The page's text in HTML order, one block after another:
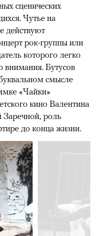
сценических
Чутье на
действуют
рок-группы или
которого легко
внимания. Бутусов
смысле
«Чайки»
кино Валентина
Заречной, роль
до конца жизни.